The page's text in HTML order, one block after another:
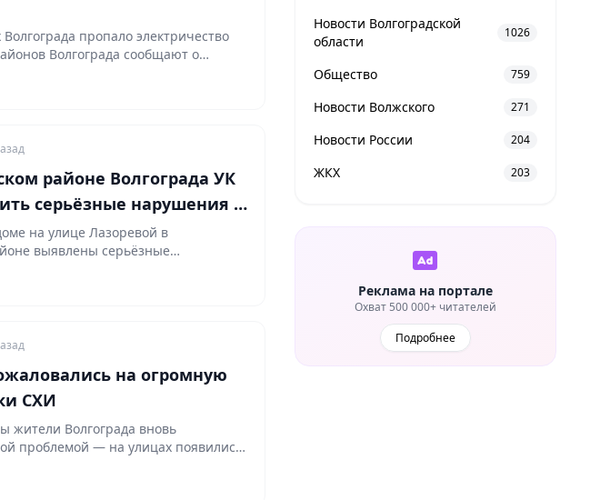
пропало электричество
Волгограда сообщают о
районе Волгограда УК
серьёзные нарушения в
на улице Лазоревой в
выявлены серьёзные
жильцов,…
на огромную
СХИ
жители Волгограда вновь
проблемой — на улицах появились
Новости Волгоградской
области
1026
Общество 759
Новости Волжского 271
Новости России 204
ЖКХ 203
Реклама на портале
Охват 500 000+ читателей
Подробнее